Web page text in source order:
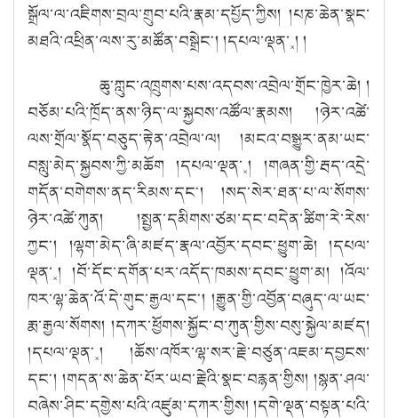
སྒྲོལ་ལ་འཇིགས་བྲལ་གྲུབ་པའི་རྣམ་དཔྱོད་ཀྱིས། །པཎ་ཆེན་སྣང་
མཐའི་འཕྲིན་ལས་རུ་མཚོན་བསྒྲེང༌། །དཔལ་ལྡན་༝། །
ཆུ་ཀླུང་འཁྲུགས་པས་འདབས་འབྲེལ་གྲོང་ཁྱེར་ཆེ། །
བཅོམ་པའི་ཁྲོད་ནས་ཉིད་ལ་སྐྱབས་འཚོལ་རྣམས། །ཉེར་འཚེ་
ལས་གྲོལ་སྣོད་བཅུད་རྟེན་འབྲེལ་ལ། །མངའ་བསྒྱུར་ནམ་ཡང་
བསླུ་མེད་སྐྱབས་ཀྱི་མཆོག །དཔལ་ལྡན་༝། །གཞན་གྱི་རྦད་འདྲེ་
གདོན་བགེགས་ནད་རིམས་དང༌། །སད་སེར་ཐན་པ་ལ་སོགས་
ཉེར་འཚེ་ཀུན། །སྤྱན་དམིགས་ཙམ་དང་བདེན་ཚིག་རེ་རེས་
ཀྱང༌། །ལྷག་མེད་ཞི་མཛད་རྣལ་འབྱོར་དབང་ཕྱུག་ཆེ། །དཔལ་
ལྡན་༝། །བོ་དོང་དགོན་པར་འདོད་ཁམས་དབང་ཕྱུག་མ། །འོལ་
ཁར་ལྷ་ཆེན་འོ་དེ་གུང་རྒྱལ་དང༌། །རྒྱུན་གྱི་འབྱོན་བཞུད་ལ་ཡང་
རྨ་རྒྱལ་སོགས། །དཀར་ཕྱོགས་སྐྱོང་བ་ཀུན་གྱིས་བསུ་སྐྱེལ་མཛད།
།དཔལ་ལྡན༌༝། །ཆོས་འཁོར་ལྷ་སར་རྗེ་བཙུན་འཇམ་དབྱངས་
དང༌། །གདན་ས་ཆེན་པོར་ཡབ་རྗེའི་སྣང་བརྙན་གྱིས། །སྙན་ཤལ་
བཞེས་ཤིང་དགྱེས་པའི་འཛུམ་དཀར་གྱིས། །དགེ་ལྡན་བསྟན་པའི་